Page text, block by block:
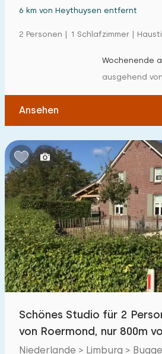
6 km von Heythuysen entfernt
2 Personen | 1 Schlafzimmer |
Wochenende
ausgehend
Ansehen
Schönes Studio für 2
von Roermond, nur 800m
entfernt.
Niederlande > Limburg >